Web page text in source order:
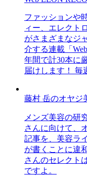
ファッションや
ィー、エレクト
がさまざまなジ
介する連載「
年間で計30本に
届けします！ 毎
藤村 岳のオヤジ
メンズ美容の研
さんに向けて、
記事を、美容ラ
が書くことに違
さんのセレクト
ですよ。